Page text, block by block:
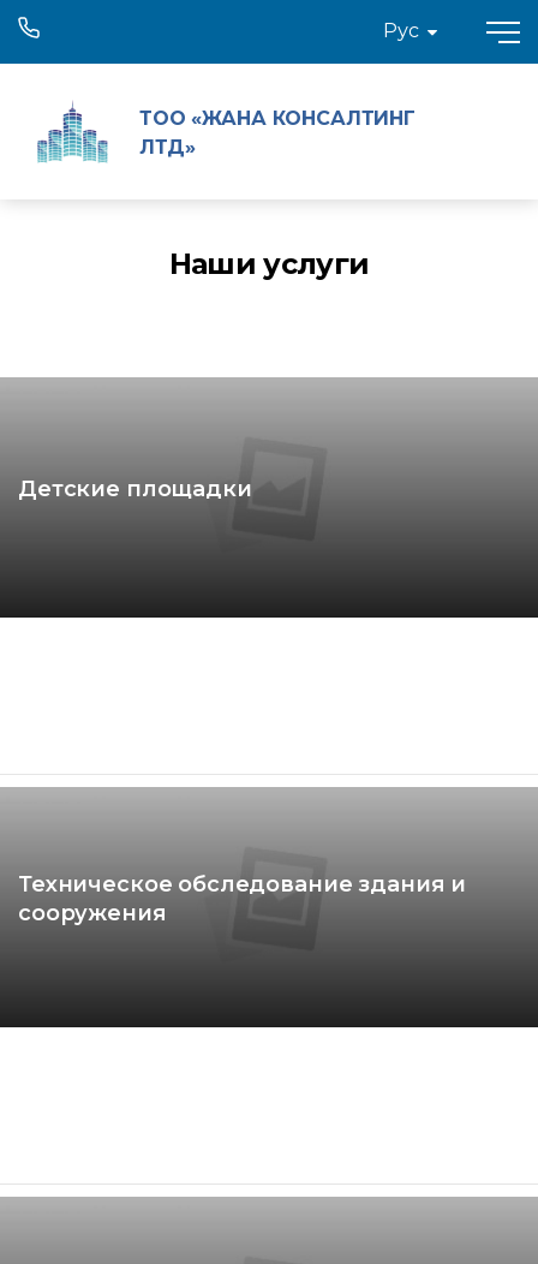
ТОО «ЖАНА КОНСАЛТИНГ
ЛТД»
Рус
Наши услуги
Детские площадки
Техническое обследование здания и
сооружения